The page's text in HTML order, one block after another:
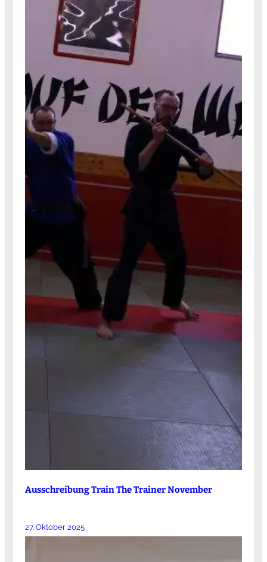
Ausschreibung Train The Trainer November
27. Oktober 2025